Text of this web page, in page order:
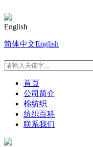
English
简体中文English
首页
公司简介
棉纺织
纺织百科
联系我们